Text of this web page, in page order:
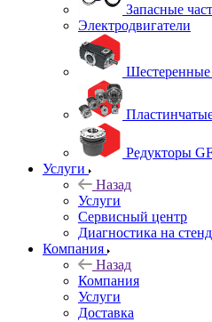
Запасные
Электродвигатели
Шестеренные
Редукторы
Услуги
Назад
Услуги
Сервисный центр
Диагностика на
Компания
Назад
Компания
Услуги
Доставка